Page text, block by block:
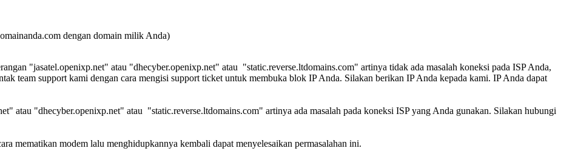
dengan domain milik Anda)
"jasatel.openixp.net" atau "dhecyber.openixp.net" atau "static.reverse.ltdomains.com" artinya tidak ada masalah koneksi pada ISP Anda,
team support kami dengan cara mengisi support ticket untuk membuka blok IP Anda. Silakan berikan IP Anda kepada kami. IP Anda dapat
atau "dhecyber.openixp.net" atau "static.reverse.ltdomains.com" artinya ada masalah pada koneksi ISP yang Anda gunakan. Silakan hubungi
mematikan modem lalu menghidupkannya kembali dapat menyelesaikan permasalahan ini.